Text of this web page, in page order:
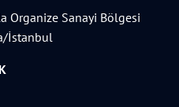
Organize Sanayi Bölgesi
İstanbul